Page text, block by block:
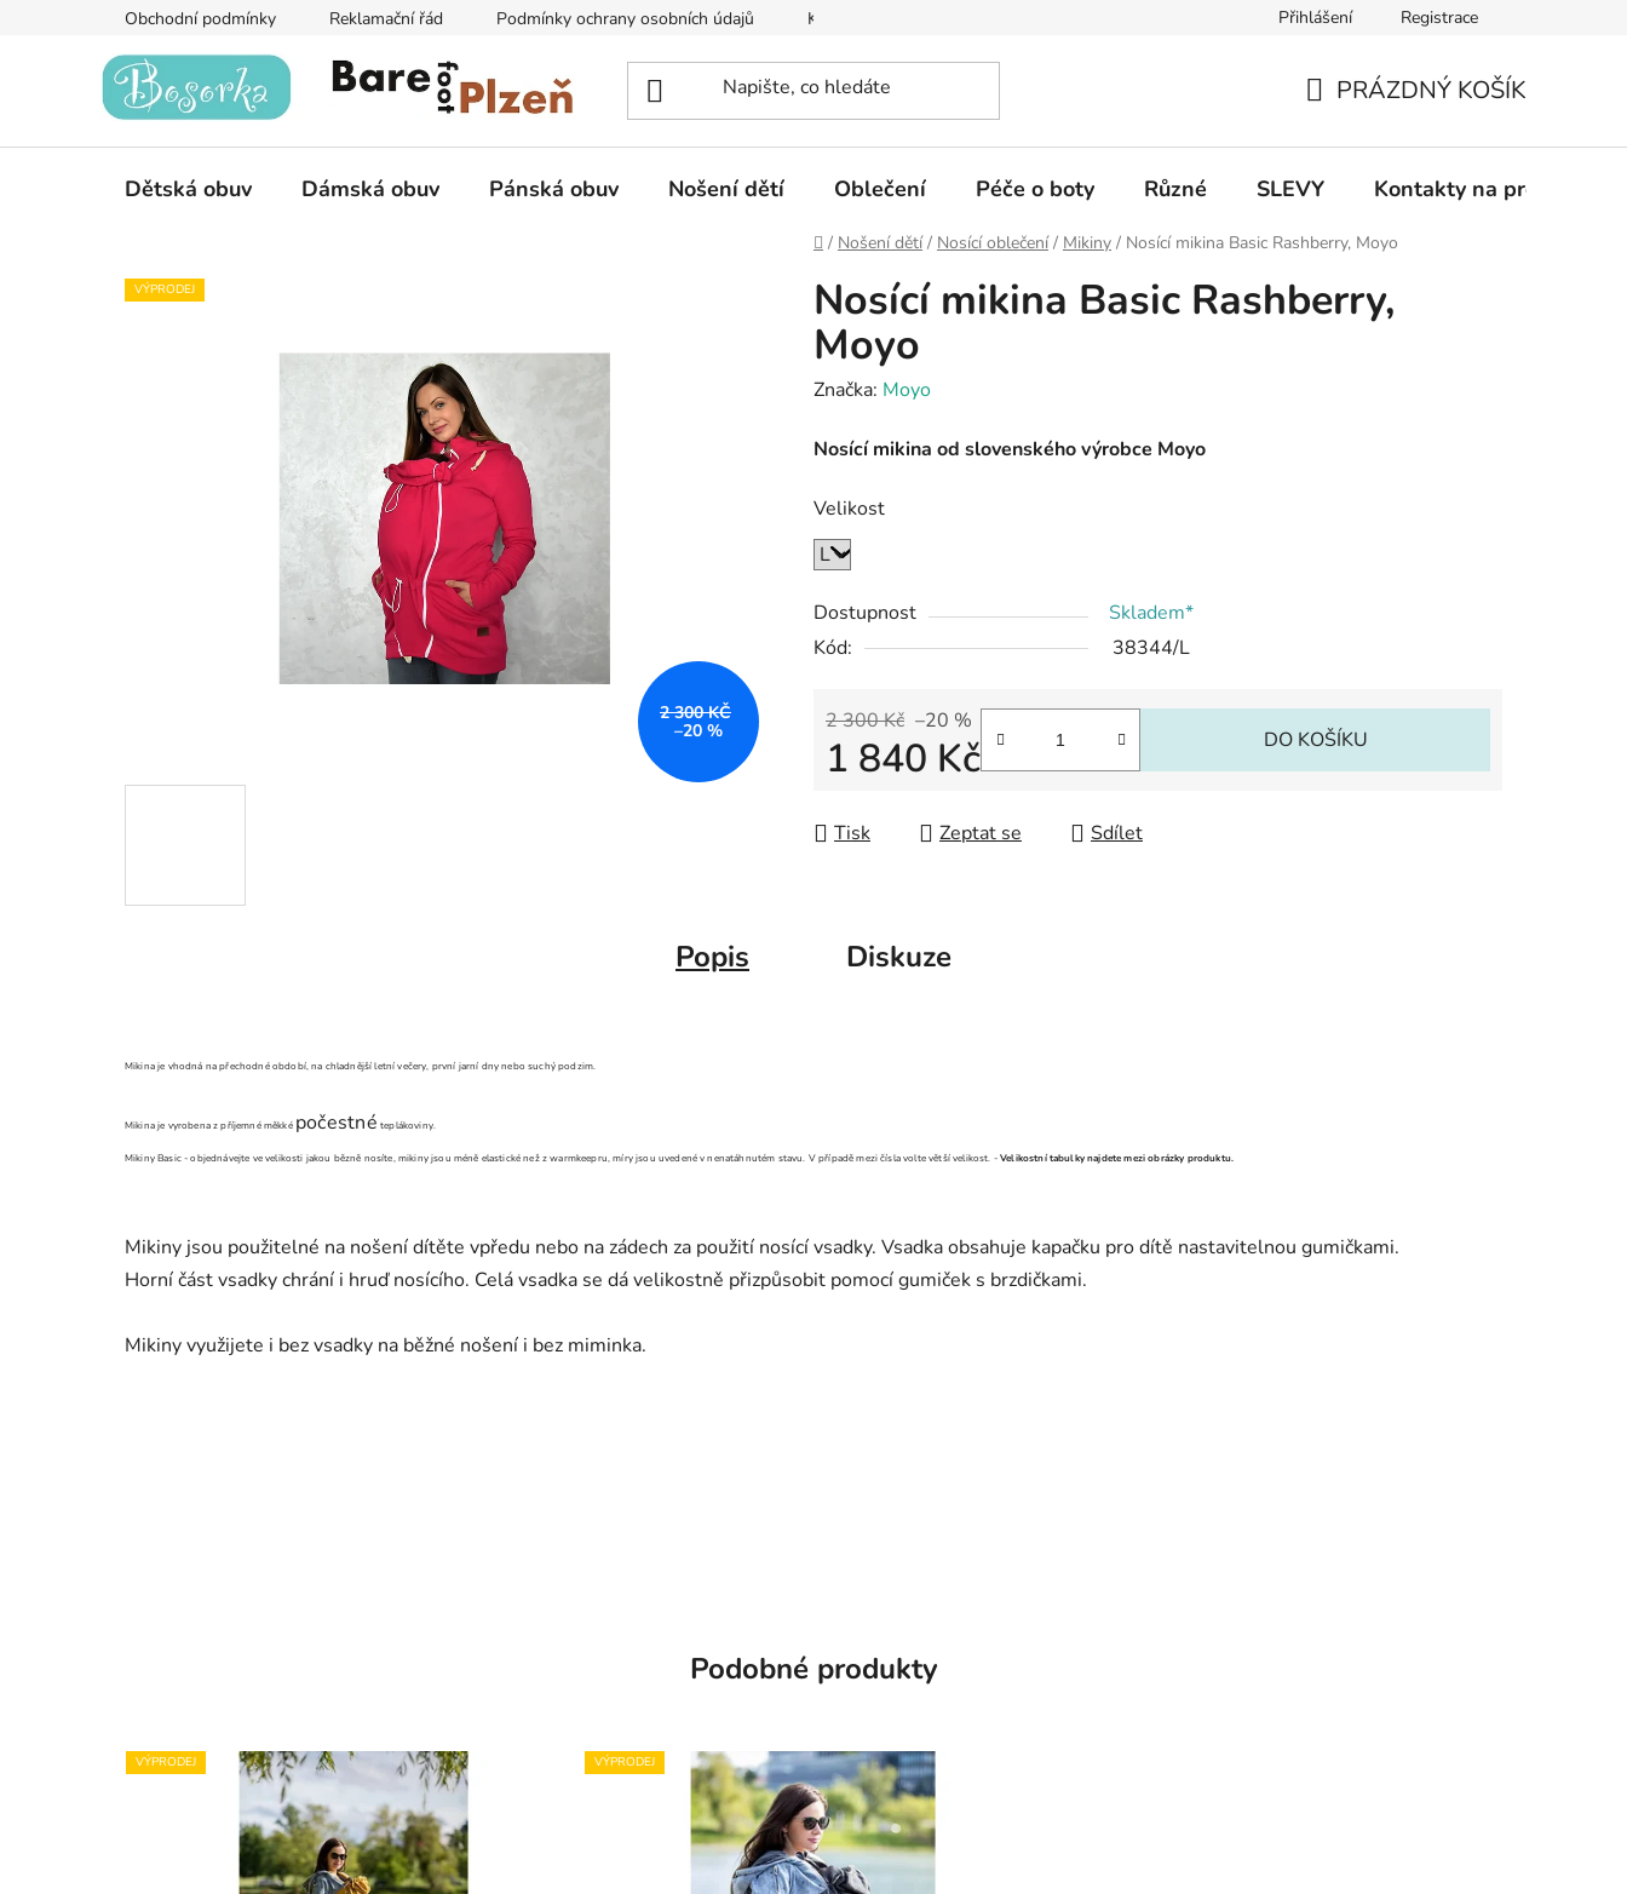
Obchodní podmínky Reklamační řád Podmínky ochrany osobních údajů Kontakty na prodejny Informace k on-line platbám Odstoupení od
Přihlášení Registrace
KOŠÍK
PRÁZDNÝ KOŠÍK
Dětská obuv Dámská obuv Pánská obuv Nošení dětí Oblečení Péče o boty Různé SLEVY Kontakty na prodejny
Domů
/ Nošení dětí / Nosící oblečení / Mikiny / Nosící mikina Basic Rashberry, Moyo
Nosící mikina Basic Rashberry,
Moyo
Značka: Moyo
Nosící mikina od slovenského výrobce Moyo
Velikost
Dostupnost
Skladem*
Kód:
38344/L
2 300 Kč –20 %
1 840 Kč DO KOŠÍKU
Tisk Zeptat se Sdílet
VÝPRODEJ
2 300 KČ
–20 %
Popis Diskuze
Mikina je vhodná na přechodné období, na chladnější letní večery, první jarní dny nebo suchý podzim.
Mikina je vyrobena z příjemné měkké počestné teplákoviny.
Mikiny Basic - objednávejte ve velikosti jakou bězně nosíte, mikiny jsou méně elastické než z warmkeepru, míry jsou uvedené v nenatáhnutém stavu. V případě mezi čísla volte větší velikost. -Velikostní tabulky najdete mezi obrázky produktu.
Mikiny jsou použitelné na nošení dítěte vpředu nebo na zádech za použití nosící vsadky. Vsadka obsahuje kapačku pro dítě nastavitelnou gumičkami.
Horní část vsadky chrání i hruď nosícího. Celá vsadka se dá velikostně přizpůsobit pomocí gumiček s brzdičkami.
Mikiny využijete i bez vsadky na běžné nošení i bez miminka.
Podobné produkty
VÝPRODEJ VÝPRODEJ